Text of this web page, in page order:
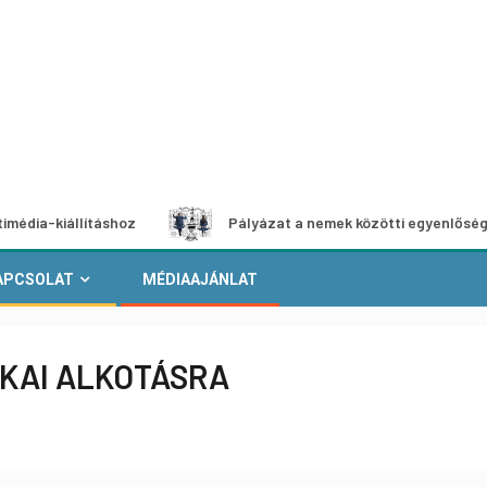
Pályázat a nemek közötti egyenlőség európai
MÉDIAAJÁNLAT
ALKOTÁSRA